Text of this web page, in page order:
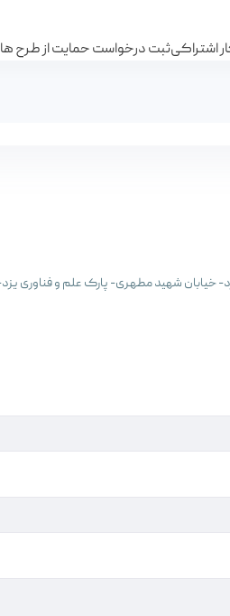
ثبت درخواست حمایت از طرح هایاشتراکی
خیابان شهید مطهری- پارک علم و فناوری یزد-مرکز